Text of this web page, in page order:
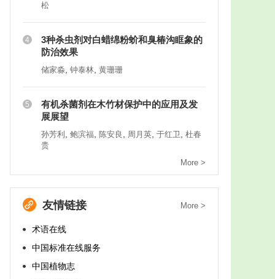
松
4
3种杀虫剂对白蜡绵粉蚧和臭椿沟眶象的
防治效果
储家淼, 钟泰林, 黄珊珊
5
有机杀菌剂在木竹材保护中的应用及发
展展望
孙芳利 , 鲍滨福, 陈安良 , 周月英, 于红卫, 杜春
贵
More >
友情链接 More >
术语在线
中国标准在线服务
中国植物志